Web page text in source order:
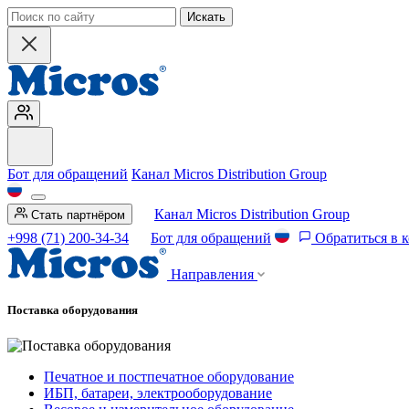
Искать
Бот для обращений Канал Micros Distribution Group
Стать партнёром
Канал Micros Distribution Group
+998 (71) 200-34-34
Бот для обращений Обратиться в
Направления
Поставка оборудования
Печатное и постпечатное оборудование
ИБП, батареи, электрооборудование